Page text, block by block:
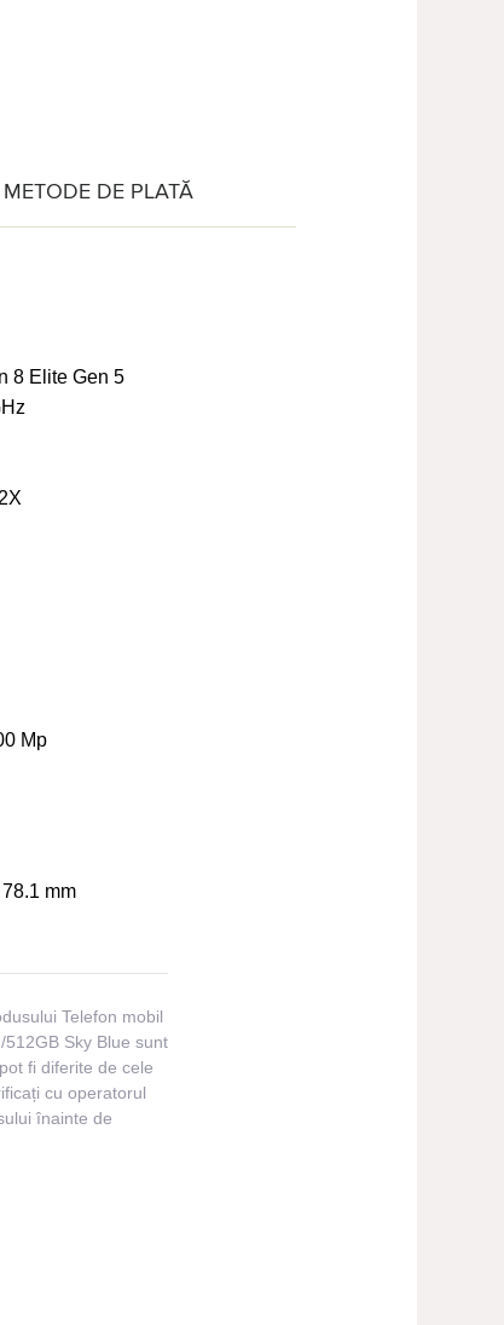
METODE DE PLATĂ
8 Elite Gen 5
Mp
mm
Telefon mobil
Sky Blue sunt
fi diferite de cele
cu operatorul
înainte de